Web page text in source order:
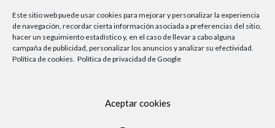
Este sitio web puede usar cookies para mejorar y personalizar la experiencia
de navegación, recordar cierta información asociada a preferencias del sitio,
hacer un seguimiento estadístico y, en el caso de llevar a cabo alguna
campaña de publicidad, personalizar los anuncios y analizar su efectividad.
Política de cookies. Política de privacidad de Google
Aceptar cookies
Av. del Sol, 2, local 6,
29740 Torre del Mar, Málaga
Lunes a viernes